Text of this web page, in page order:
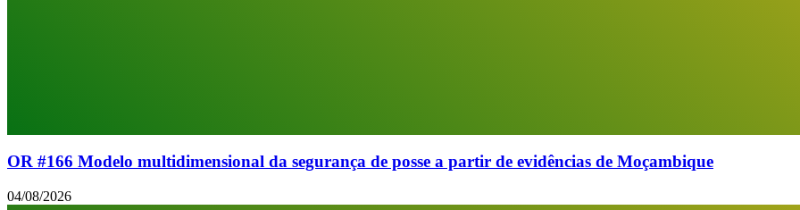
OR #166 Modelo multidimensional da segurança de posse a partir de evidências de Moçambique
04/08/2026